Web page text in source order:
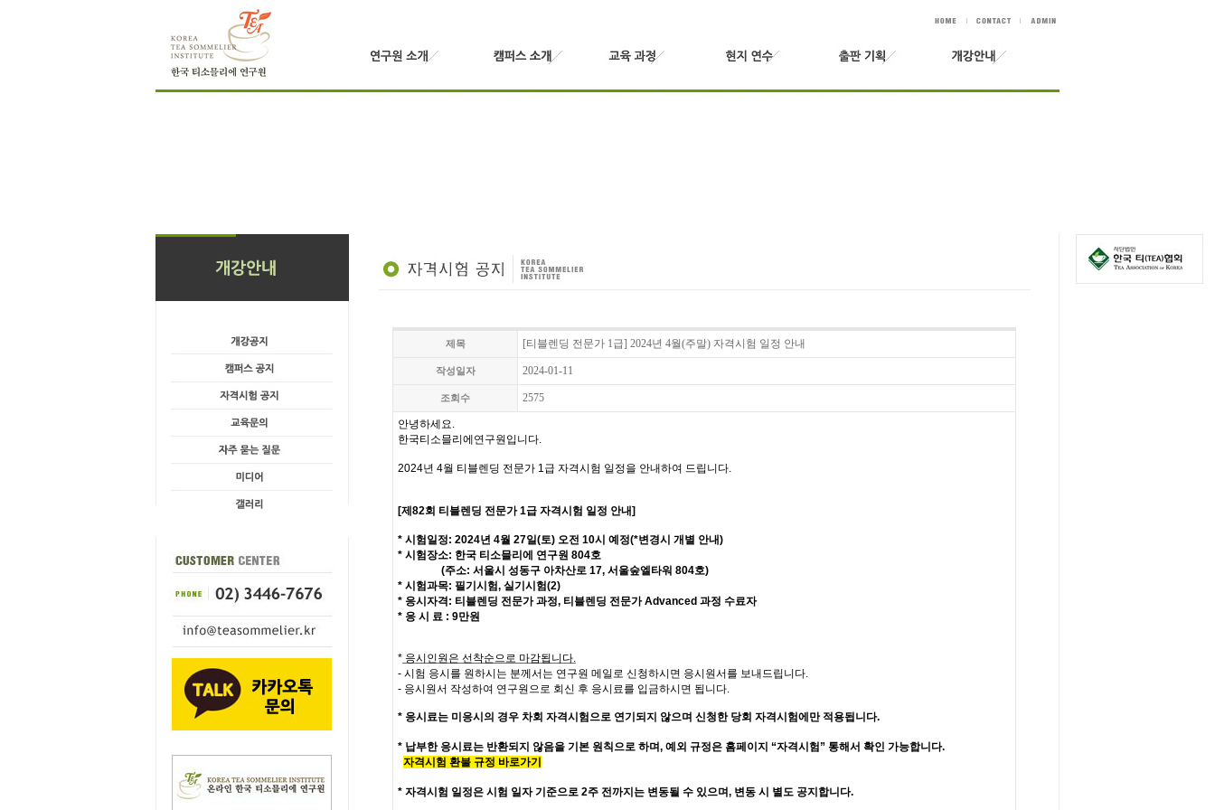
제목 [티블렌딩 전문가 1급] 2024년 4월(주말) 자격시험 일정 안내
작성일자 2024-01-11
조회수 2575
안녕하세요.
한국티소믈리에연구원입니다.
2024년 4월 티블렌딩 전문가 1급 자격시험 일정을 안내하여 드립니다.
[제82회 티블렌딩 전문가1급 자격시험 일정 안내]
* 시험일정: 2024년 4월 27일(토) 오전 10시 예정(*변경시 개별 안내)
* 시험장소: 한국 티소믈리에 연구원 804호
(주소: 서울시 성동구 아차산로 17, 서울숲엘타워 804호)
* 시험과목: 필기시험, 실기시험(2)
* 응시자격 : 티블렌딩 전문가 과정, 티블렌딩 전문가 Advanced 과정 수료자
* 응 시 료 : 9만원
* 응시인원은 선착순으로 마감됩니다.
- 시험 응시를 원하시는 분께서는 연구원 메일로 신청하시면 응시원서를 보내드립니다.
- 응시원서 작성하여 연구원으로 회신 후 응시료를 입금하시면 됩니다.
* 응시료는 미응시의 경우 차회 자격시험으로 연기되지 않으며 신청한 당회 자격시험에만 적용됩니다.
* 납부한 응시료는 반환되지 않음을 기본 원칙으로 하며, 예외 규정은 홈페이지 “자격시험” 통해서 확인 가능합니다.
자격시험 환불 규정 바로가기
* 자격시험 일정은 시험 일자 기준으로 2주 전까지는 변동될 수 있으며, 변동 시 별도 공지합니다.